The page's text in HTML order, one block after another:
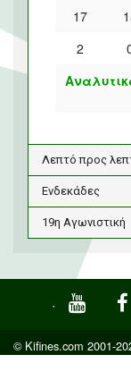
17
2
Λεπτό προς
Ενδεκάδες
19η Αγωνιστική
·
© Kifines.com 2001-